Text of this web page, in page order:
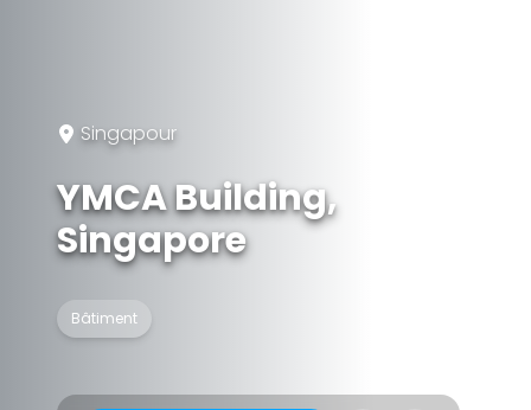
Singapour
YMCA Building,
Singapore
Bâtiment